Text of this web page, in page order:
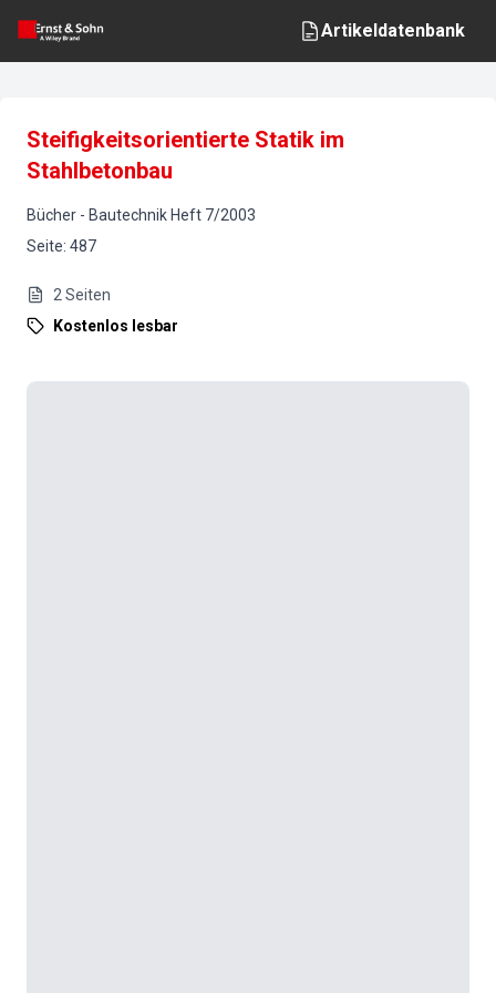
Artikeldatenbank
Steifigkeitsorientierte Statik im
Stahlbetonbau
Bücher - Bautechnik Heft 7/2003
Seite: 487
2 Seiten
Kostenlos lesbar